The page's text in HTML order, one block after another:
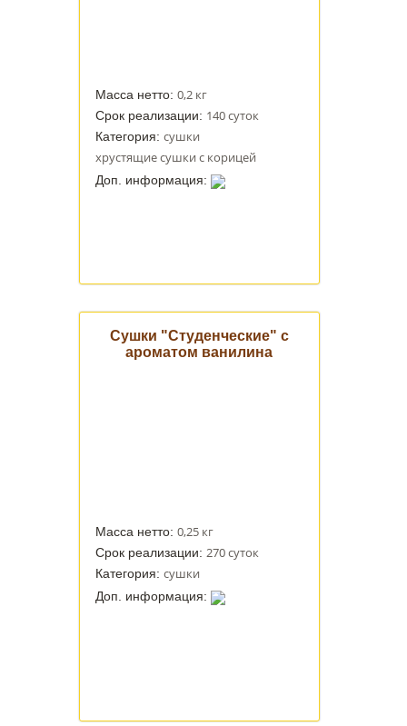
Масса нетто: 0,2 кг
Срок реализации: 140 суток
Категория: сушки
хрустящие сушки с корицей
Доп. информация:
Сушки "Студенческие" с
ароматом ванилина
Масса нетто: 0,25 кг
Срок реализации: 270 суток
Категория: сушки
Доп. информация: